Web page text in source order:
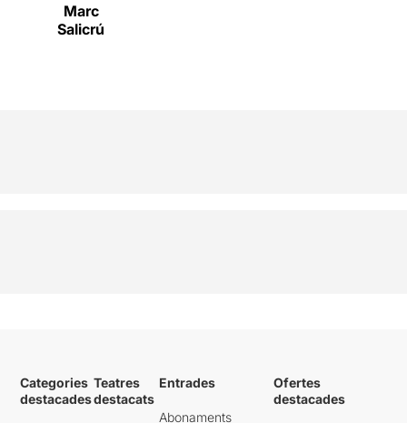
Marc
Salicrú
Categories
destacades
Teatres
destacats
Entrades
Abonaments
Ofertes
destacades